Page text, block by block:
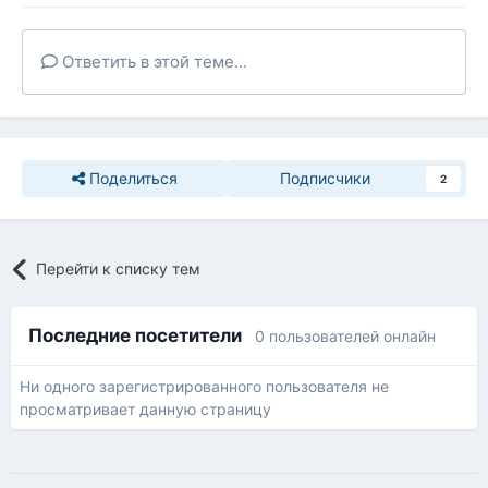
Ответить в этой теме...
Поделиться Подписчики 2
Перейти к списку тем
Последние посетители 0 пользователей онлайн
Ни одного зарегистрированного пользователя не
просматривает данную страницу